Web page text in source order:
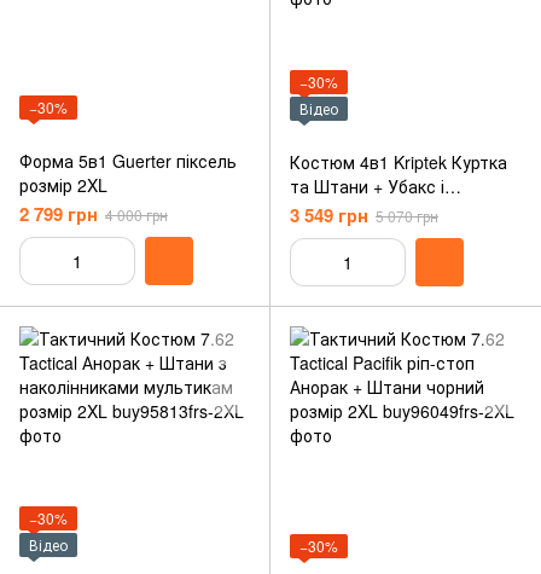
−30%
Форма 5в1 Guerter піксель
розмір 2XL
2 799 грн 4 000 грн
−30%
Відео
Костюм 4в1 Kriptek Куртка
та Штани + Убакс і
Балаклава мультикам
розмір 2XL
3 549 грн 5 070 грн
−30%
Відео
−30%